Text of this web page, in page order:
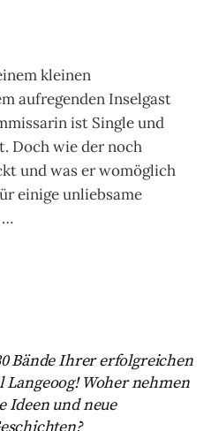
kleinen
aufregenden Inselgast
ist Single und
Doch wie der noch
und was er womöglich
einige unliebsame
…
Bände Ihrer erfolgreichen
Woher nehmen
Ideen und neue